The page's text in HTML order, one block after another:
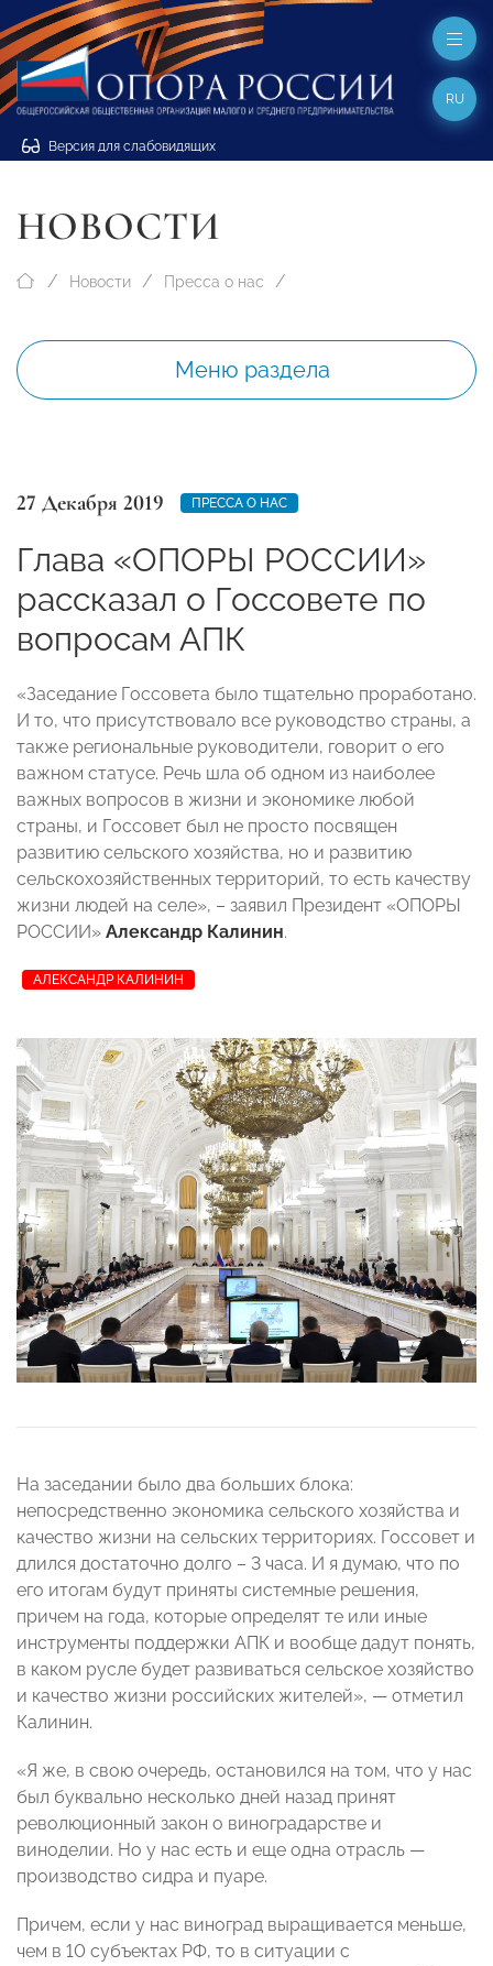
Версия для слабовидящих
RU
НОВОСТИ
Новости Пресса о нас
Меню раздела
27 Декабря 2019 ПРЕССА О НАС
Глава «ОПОРЫ РОССИИ»
рассказал о Госсовете по
вопросам АПК
«Заседание Госсовета было тщательно проработано.
И то, что присутствовало все руководство страны, а
также региональные руководители, говорит о его
важном статусе. Речь шла об одном из наиболее
важных вопросов в жизни и экономике любой
страны, и Госсовет был не просто посвящен
развитию сельского хозяйства, но и развитию
сельскохозяйственных территорий, то есть качеству
жизни людей на селе», – заявил Президент «ОПОРЫ
РОССИИ» Александр Калинин.
АЛЕКСАНДР КАЛИНИН
На заседании было два больших блока:
непосредственно экономика сельского хозяйства и
качество жизни на сельских территориях. Госсовет и
длился достаточно долго – 3 часа. И я думаю, что по
его итогам будут приняты системные решения,
причем на года, которые определят те или иные
инструменты поддержки АПК и вообще дадут понять,
в каком русле будет развиваться сельское хозяйство
и качество жизни российских жителей», — отметил
Калинин.
«Я же, в свою очередь, остановился на том, что у нас
был буквально несколько дней назад принят
революционный закон о виноградарстве и
виноделии. Но у нас есть и еще одна отрасль —
производство сидра и пуаре.
Причем, если у нас виноград выращивается меньше,
чем в 10 субъектах РФ, то в ситуации с